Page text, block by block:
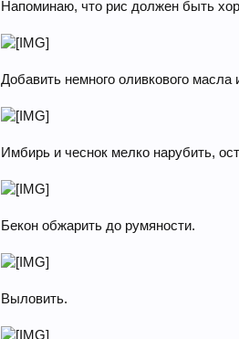
Напоминаю, что рис должен быть
Добавить немного оливкового
Имбирь и чеснок мелко нарубить,
Бекон обжарить до румяности.
Выловить.